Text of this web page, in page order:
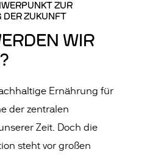
ZUR
DER ZUKUNFT
EN WIR
Ernährung für
der zentralen
Zeit. Doch die
steht vor großen